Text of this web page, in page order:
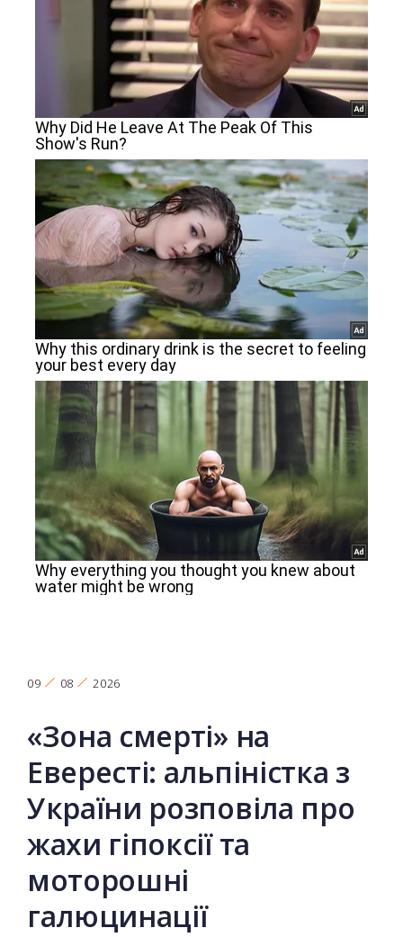
09 08 2026
«Зона смерті» на
Евересті: альпіністка з
України розповіла про
жахи гіпоксії та
моторошні
галюцинації